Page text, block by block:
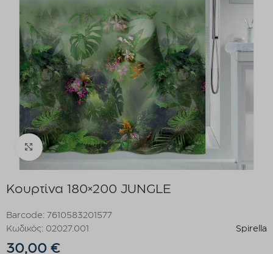
Click to enlarge
Κουρτίνα 180×200 JUNGLE
Barcode: 7610583201577
Κωδικός: 02027.001
Spirella
30,00 €